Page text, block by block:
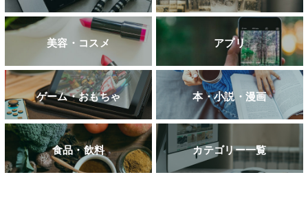
美容・コスメ アプリ
ゲーム・おもちゃ 本・小説・漫画
食品・飲料 カテゴリー一覧